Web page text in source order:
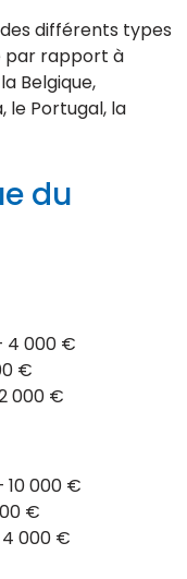
différents types
par rapport à
Belgique,
le Portugal, la
du
4 000 €
€
000 €
10 000 €
€
000 €